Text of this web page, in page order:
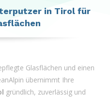
in Tirol für
Glasflächen und einen
übernimmt Ihre
gründlich, zuverlässig und